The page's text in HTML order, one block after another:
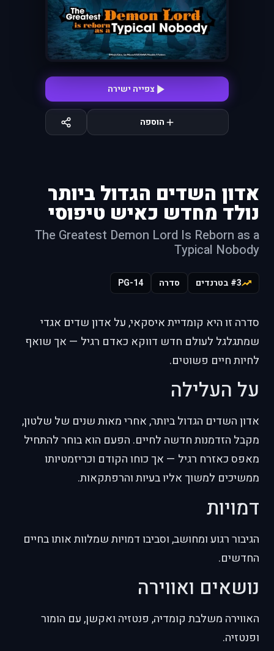
צפייה ישירה
הוספה
אדון השדים הגדול ביותר
נולד מחדש כאיש טיפוסי
The Greatest Demon Lord Is Reborn as a
Typical Nobody
#3 בטרנדים סדרה PG-14
סדרה זו היא קומדיית איסקאי, על אדון שדים אגדי
שמתגלגל לעולם חדש דווקא כאדם רגיל — אך שואף
לחיות חיים פשוטים.
על העלילה
אדון השדים הגדול ביותר, אחרי מאות שנים של שלטון,
מקבל הזדמנות חדשה לחיים. הפעם הוא בוחר להתחיל
מאפס כאזרח רגיל — אך כוחו הקודם וכריזמטיותו
ממשיכים למשוך אליו בעיות והרפתקאות.
דמויות
הגיבור רגוע ומחושב, וסביבו דמויות שמלוות אותו בחיים
החדשים.
נושאים ואווירה
האווירה משלבת קומדיה, פנטזיה ואקשן, עם הומור
ופנטזיה.